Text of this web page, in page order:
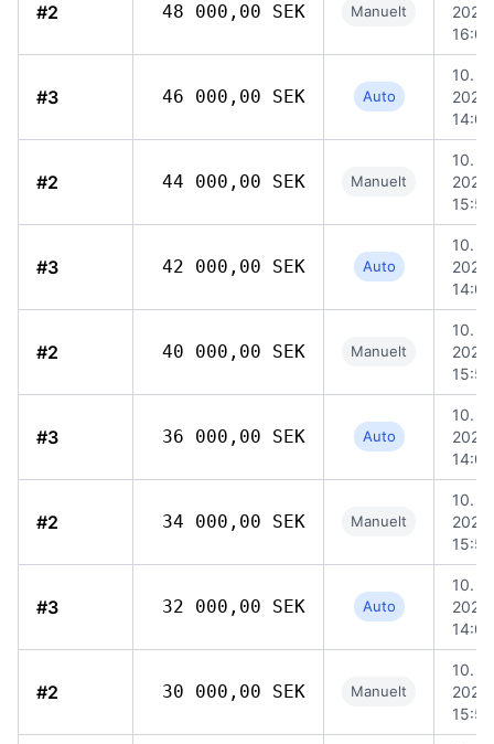
#2 48 000,00 SEK Manuelt
2026,
16:00
#3 46 000,00 SEK Auto
10.
2026,
14:04
#2 44 000,00 SEK Manuelt
10.
2026,
15:59
#3 42 000,00 SEK Auto
10.
2026,
14:04
#2 40 000,00 SEK Manuelt
10.
2026,
15:59
#3 36 000,00 SEK Auto
10.
2026,
14:04
#2 34 000,00 SEK Manuelt
10.
2026,
15:59
#3 32 000,00 SEK Auto
10.
2026,
14:04
#2 30 000,00 SEK Manuelt
10.
2026,
15:59